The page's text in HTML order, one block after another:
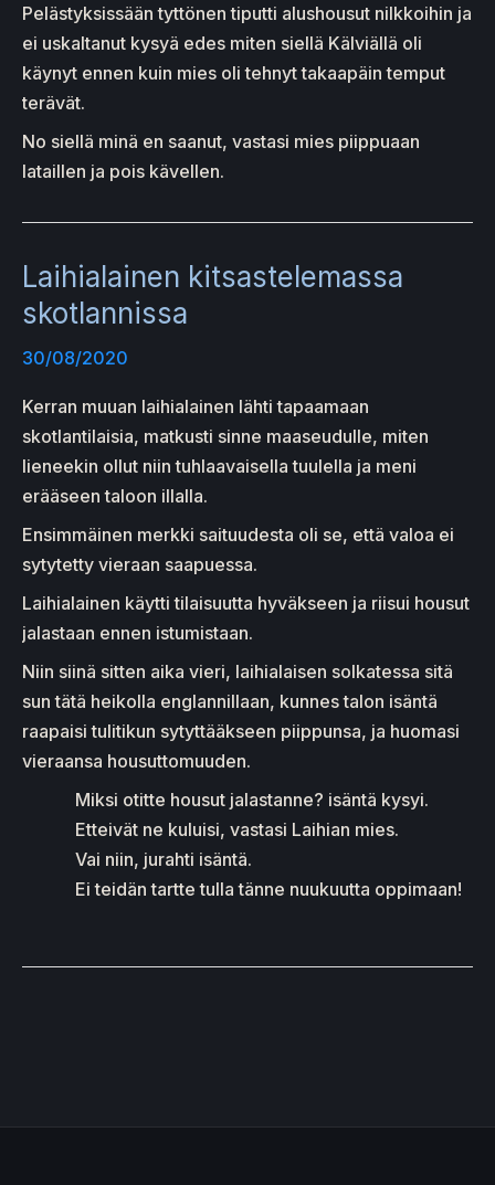
Pelästyksissään tyttönen tiputti alushousut nilkkoihin ja
ei uskaltanut kysyä edes miten siellä Kälviällä oli
käynyt ennen kuin mies oli tehnyt takaapäin temput
terävät.
No siellä minä en saanut, vastasi mies piippuaan
lataillen ja pois kävellen.
Laihialainen kitsastelemassa
skotlannissa
30/08/2020
Kerran muuan laihialainen lähti tapaamaan
skotlantilaisia, matkusti sinne maaseudulle, miten
lieneekin ollut niin tuhlaavaisella tuulella ja meni
erääseen taloon illalla.
Ensimmäinen merkki saituudesta oli se, että valoa ei
sytytetty vieraan saapuessa.
Laihialainen käytti tilaisuutta hyväkseen ja riisui housut
jalastaan ennen istumistaan.
Niin siinä sitten aika vieri, laihialaisen solkatessa sitä
sun tätä heikolla englannillaan, kunnes talon isäntä
raapaisi tulitikun sytyttääkseen piippunsa, ja huomasi
vieraansa housuttomuuden.
Miksi otitte housut jalastanne? isäntä kysyi.
Etteivät ne kuluisi, vastasi Laihian mies.
Vai niin, jurahti isäntä.
Ei teidän tartte tulla tänne nuukuutta oppimaan!